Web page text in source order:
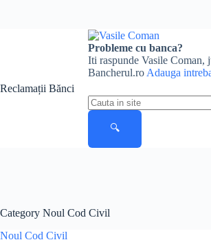
Reclamații Bănci
Probleme cu banca?
Iti raspunde Vasile Coman,
Bancherul.ro Adauga
Cauta
in
🔍
Category Noul Cod Civil
Noul Cod Civil